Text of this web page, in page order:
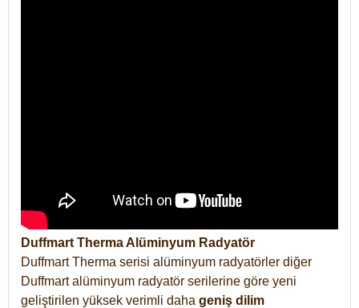
Duffmart Therma Alüminyum Radyatör
Duffmart Therma serisi alüminyum radyatörler diğer
Duffmart alüminyum radyatör serilerine göre yeni
geliştirilen yüksek verimli daha geniş dilim